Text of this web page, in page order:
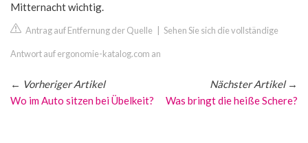
Mitternacht wichtig.
Antrag auf Entfernung der Quelle Sehen Sie sich die vollständige
Antwort auf ergonomie-katalog.com an
← Vorheriger Artikel
Wo im Auto sitzen bei Übelkeit?
Nächster Artikel→
Was bringt die heiße Schere?